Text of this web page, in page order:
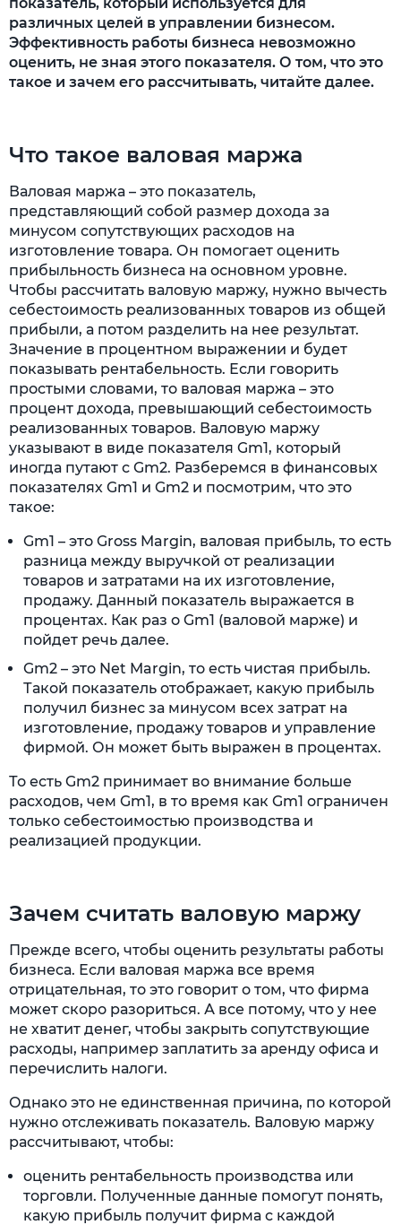
различных целей в управлении бизнесом.
Эффективность работы бизнеса невозможно
оценить, не зная этого показателя. О том, что это
такое и зачем его рассчитывать, читайте далее.
Что такое валовая маржа
Валовая маржа – это показатель,
представляющий собой размер дохода за
минусом сопутствующих расходов на
изготовление товара. Он помогает оценить
прибыльность бизнеса на основном уровне.
Чтобы рассчитать валовую маржу, нужно вычесть
себестоимость реализованных товаров из общей
прибыли, а потом разделить на нее результат.
Значение в процентном выражении и будет
показывать рентабельность. Если говорить
простыми словами, то валовая маржа – это
процент дохода, превышающий себестоимость
реализованных товаров. Валовую маржу
указывают в виде показателя Gm1, который
иногда путают с Gm2. Разберемся в финансовых
показателях Gm1 и Gm2 и посмотрим, что это
такое:
Gm1 – это Gross Margin, валовая прибыль, то есть
разница между выручкой от реализации
товаров и затратами на их изготовление,
продажу. Данный показатель выражается в
процентах. Как раз о Gm1 (валовой марже) и
пойдет речь далее.
Gm2 – это Net Margin, то есть чистая прибыль.
Такой показатель отображает, какую прибыль
получил бизнес за минусом всех затрат на
изготовление, продажу товаров и управление
фирмой. Он может быть выражен в процентах.
То есть Gm2 принимает во внимание больше
расходов, чем Gm1, в то время как Gm1 ограничен
только себестоимостью производства и
реализацией продукции.
Зачем считать валовую маржу
Прежде всего, чтобы оценить результаты работы
бизнеса. Если валовая маржа все время
отрицательная, то это говорит о том, что фирма
может скоро разориться. А все потому, что у нее
не хватит денег, чтобы закрыть сопутствующие
расходы, например заплатить за аренду офиса и
перечислить налоги.
Однако это не единственная причина, по которой
нужно отслеживать показатель. Валовую маржу
рассчитывают, чтобы:
оценить рентабельность производства или
торговли. Полученные данные помогут понять,
какую прибыль получит фирма с каждой